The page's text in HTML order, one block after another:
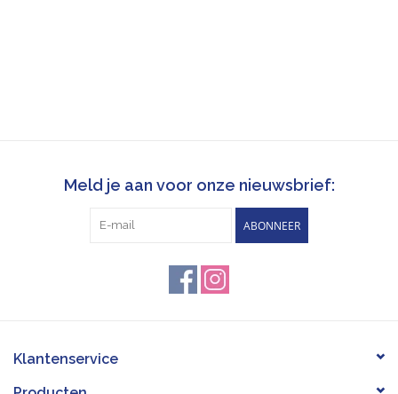
Meld je aan voor onze nieuwsbrief:
ABONNEER
Klantenservice